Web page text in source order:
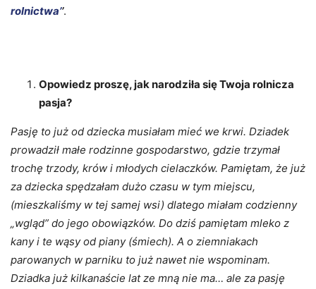
rolnictwa’’.
Opowiedz proszę, jak narodziła się Twoja rolnicza
pasja?
Pasję to już od dziecka musiałam mieć we krwi. Dziadek
prowadził małe rodzinne gospodarstwo, gdzie trzymał
trochę trzody, krów i młodych cielaczków. Pamiętam, że już
za dziecka spędzałam dużo czasu w tym miejscu,
(mieszkaliśmy w tej samej wsi) dlatego miałam codzienny
„wgląd” do jego obowiązków. Do dziś pamiętam mleko z
kany i te wąsy od piany (śmiech). A o ziemniakach
parowanych w parniku to już nawet nie wspominam.
Dziadka już kilkanaście lat ze mną nie ma… ale za pasję